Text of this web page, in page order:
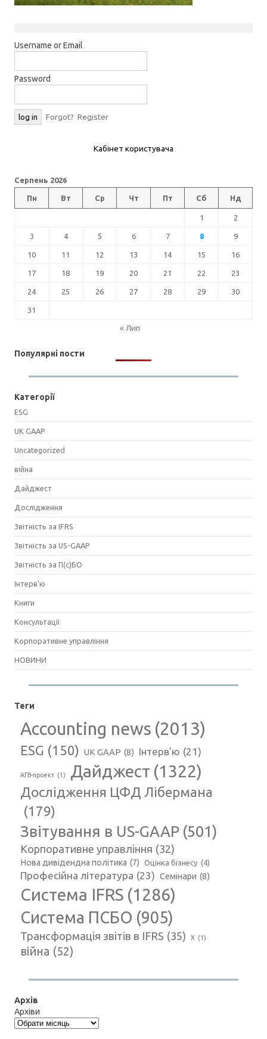
Username or Email
Password
Forgot? Register
Кабінет користувача
Серпень 2026
Пн Вт Ср Чт Пт Сб Нд
1 2
3 4 5 6 7 8 9
10 11 12 13 14 15 16
17 18 19 20 21 22 23
24 25 26 27 28 29 30
31
« Лип
Популярні пости
Категорії
ESG
UK GAAP
Uncategorized
війна
Дайджест
Дослідження
Звітність за IFRS
Звітність за US-GAAP
Звітність за П(с)БО
Інтерв'ю
Книги
Консультації
Корпоративне управління
НОВИНИ
Теги
Accounting news (2013)
ESG (150) UK GAAP (8) Інтерв'ю (21)
АГВ-проект (1) Дайджест (1322)
Дослідження ЦФД Лібермана
(179)
Звітування в US-GAAP (501)
Корпоративне управління (32)
Нова дивідендна політика (7) Оцінка бізнесу (4)
Професійна література (23) Семінари (8)
Система IFRS (1286)
Система ПСБО (905)
Трансформація звітів в IFRS (35) Х (1)
війна (52)
Архів
Архіви